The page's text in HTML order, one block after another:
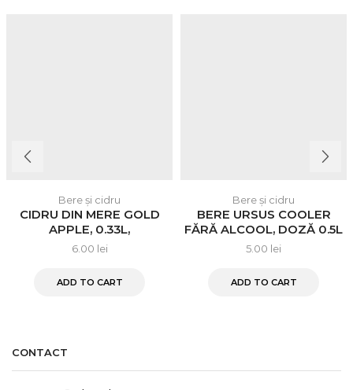
Bere și cidru
CIDRU DIN MERE GOLD
APPLE, 0.33L,
STRONGBOW
6.00 lei
ADD TO CART
Bere și cidru
BERE URSUS COOLER
FĂRĂ ALCOOL, DOZĂ 0.5L
5.00 lei
ADD TO CART
CONTACT